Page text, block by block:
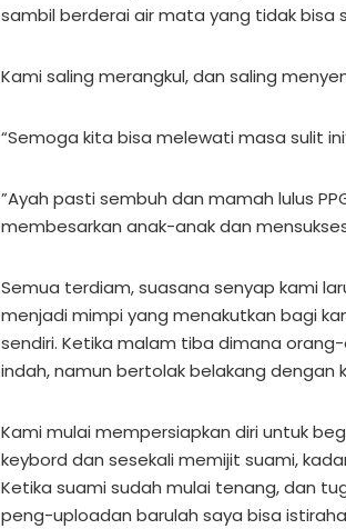
sambil berderai air mata yang tidak bisa
Kami saling merangkul, dan saling
“Semoga kita bisa melewati masa sulit
”Ayah pasti sembuh dan mamah lulus
membesarkan anak-anak dan
Semua terdiam, suasana senyap kami
menjadi mimpi yang menakutkan bagi
sendiri. Ketika malam tiba dimana
indah, namun bertolak belakang dengan
Kami mulai mempersiapkan diri untuk
keybord dan sesekali memijit suami,
Ketika suami sudah mulai tenang, dan
peng-uploadan barulah saya bisa